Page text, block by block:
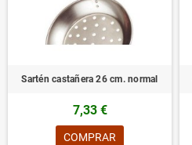
Sartén castañera 26 cm. normal
7,33 €
COMPRAR